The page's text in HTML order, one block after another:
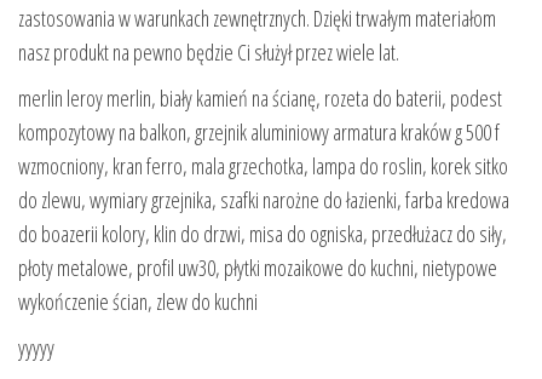
zastosowania w warunkach zewnętrznych. Dzięki trwałym materiałom
nasz produkt na pewno będzie Ci służył przez wiele lat.
merlin leroy merlin, biały kamień na ścianę, rozeta do baterii, podest
kompozytowy na balkon, grzejnik aluminiowy armatura kraków g 500 f
wzmocniony, kran ferro, mala grzechotka, lampa do roslin, korek sitko
do zlewu, wymiary grzejnika, szafki narożne do łazienki, farba kredowa
do boazerii kolory, klin do drzwi, misa do ogniska, przedłużacz do siły,
płoty metalowe, profil uw30, płytki mozaikowe do kuchni, nietypowe
wykończenie ścian, zlew do kuchni
yyyyy